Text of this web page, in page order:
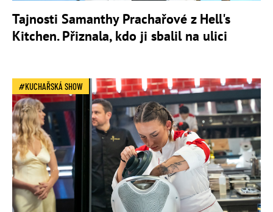
Tajnosti Samanthy Prachařové z Hell's
Kitchen. Přiznala, kdo ji sbalil na ulici
KUCHAŘSKÁ SHOW